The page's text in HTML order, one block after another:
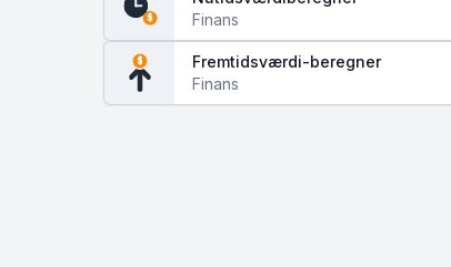
$
Finans
$
Fremtidsværdi-beregner
Finans